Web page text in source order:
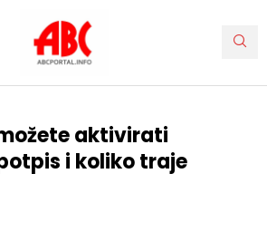
aktivirati
i koliko traje